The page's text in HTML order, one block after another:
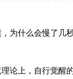
论上，自行觉醒